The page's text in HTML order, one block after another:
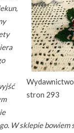
Wydawnictwo
stron 293
W sklepie